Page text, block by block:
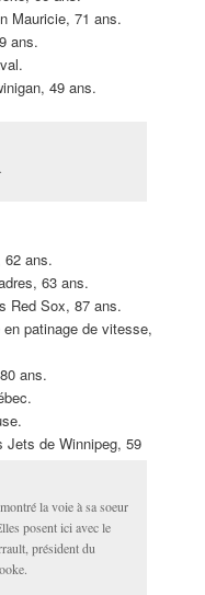
Mauricie, 71 ans.
ans.
49 ans.
62 ans.
63 ans.
Red Sox, 87 ans.
patinage de vitesse,
ans.
Jets de Winnipeg, 59
la voie à sa soeur
posent ici avec le
président du